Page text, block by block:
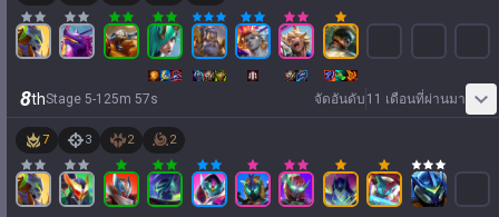
8thStage 5-1 25m 57s จัดอันดับ 11 เดือนที่ผ่านมา
7 3 2 2